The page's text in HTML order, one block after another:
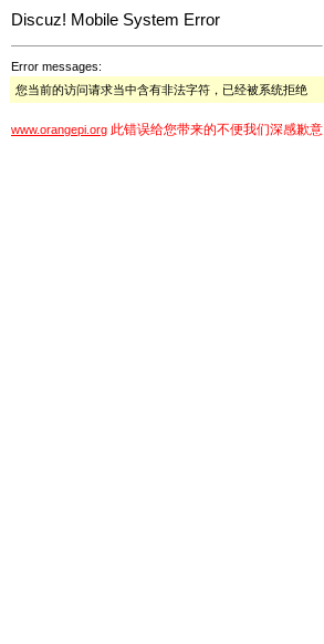
Discuz! Mobile System Error
Error messages:
您当前的访问请求当中含有非法字符，已经被系统拒绝
www.orangepi.org 此错误给您带来的不便我们深感歉意